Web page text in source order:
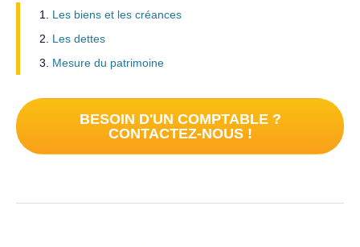
Les biens et les créances
Les dettes
Mesure du patrimoine
BESOIN D'UN COMPTABLE ?
CONTACTEZ-NOUS !